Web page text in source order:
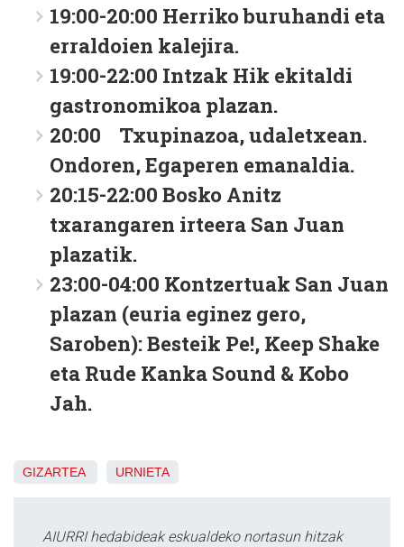
19:00-20:00 Herriko buruhandi eta
erraldoien kalejira.
19:00-22:00 Intzak Hik ekitaldi
gastronomikoa plazan.
20:00 Txupinazoa, udaletxean.
Ondoren, Egaperen emanaldia.
20:15-22:00 Bosko Anitz
txarangaren irteera San Juan
plazatik.
23:00-04:00 Kontzertuak San Juan
plazan (euria eginez gero,
Saroben): Besteik Pe!, Keep Shake
eta Rude Kanka Sound & Kobo
Jah.
GIZARTEA URNIETA
AIURRI hedabideak eskualdeko nortasun hitzak